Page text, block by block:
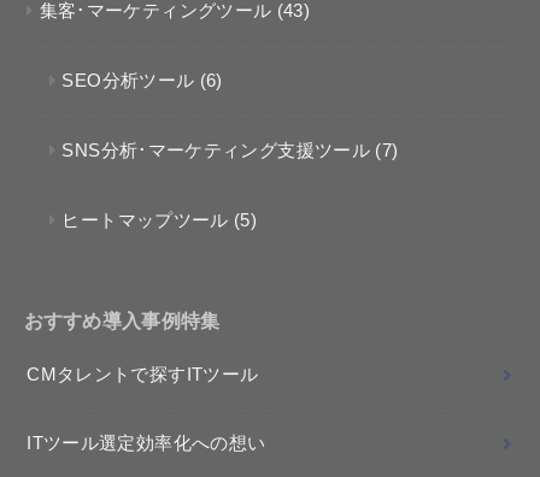
集客･マーケティングツール (43)
SEO分析ツール (6)
SNS分析･マーケティング支援ツール (7)
ヒートマップツール (5)
おすすめ導入事例特集
CMタレントで探すITツール
ITツール選定効率化への想い